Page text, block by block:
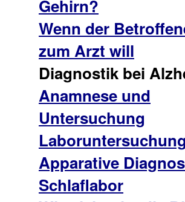
Gehirn?
Wenn der
zum Arzt will
Diagnostik bei
Anamnese und
Untersuchung
Apparative
Schlaflabor